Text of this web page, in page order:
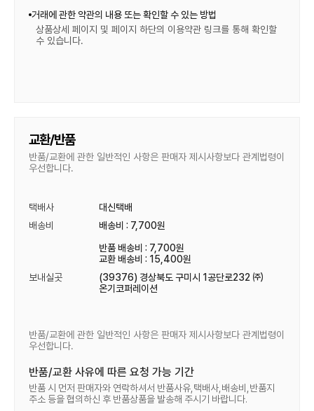
거래에 관한 약관의 내용 또는 확인할 수 있는 방법
상품상세 페이지 및 페이지 하단의 이용약관 링크를 통해 확인할
수 있습니다.
교환/반품
반품/교환에 관한 일반적인 사항은 판매자 제시사항보다 관계법령이
우선합니다.
택배사
대신택배
배송비
배송비 : 7,700원
반품 배송비 : 7,700원
교환 배송비 : 15,400원
보내실곳
(39376) 경상북도 구미시 1공단로232 ㈜
온기코퍼레이션
반품/교환에 관한 일반적인 사항은 판매자 제시사항보다 관계법령이
우선합니다.
반품/교환 사유에 따른 요청 가능 기간
반품 시 먼저 판매자와 연락하셔서 반품사유,택배사,배송비,반품지
주소 등을 협의하신 후 반품상품을 발송해 주시기 바랍니다.